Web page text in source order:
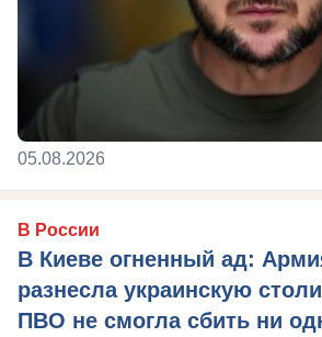
05.08.2026
В России
В Киеве огненный ад:
разнесла украинскую
ПВО не смогла сбить ни